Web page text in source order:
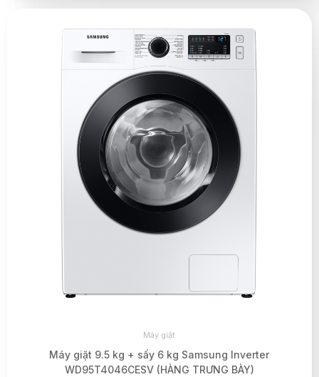
Máy giặt
Máy giặt 9.5 kg + sấy 6 kg Samsung Inverter
WD95T4046CESV (HÀNG TRƯNG BÀY)